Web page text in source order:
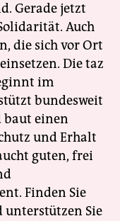
Gerade jetzt
Auch
die sich vor Ort
Die taz
im
bundesweit
baut einen
und Erhalt
guten, frei
Finden Sie
unterstützen Sie